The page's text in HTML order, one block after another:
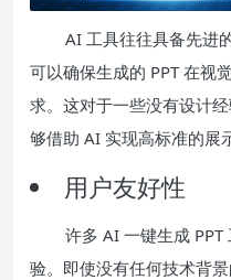
AI 工具往往具备先进
可以确保生成的 PPT 在视
求。这对于一些没有设计
够借助 AI 实现高标准的展
用户友好性
许多 AI 一键生成
验。即使没有任何技术背